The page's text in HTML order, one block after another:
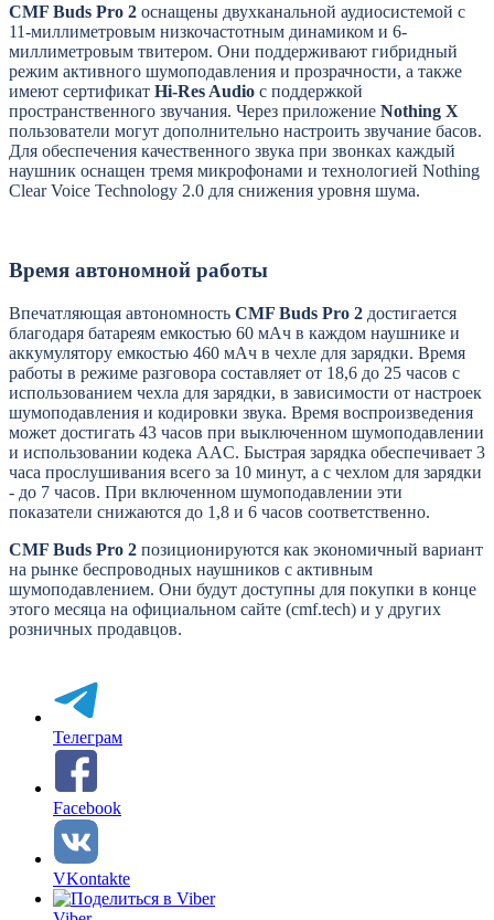
CMF Buds Pro 2 оснащены двухканальной аудиосистемой с
11-миллиметровым низкочастотным динамиком и 6-
миллиметровым твитером. Они поддерживают гибридный
режим активного шумоподавления и прозрачности, а также
имеют сертификат Hi-Res Audio с поддержкой
пространственного звучания. Через приложение Nothing X
пользователи могут дополнительно настроить звучание басов.
Для обеспечения качественного звука при звонках каждый
наушник оснащен тремя микрофонами и технологией Nothing
Clear Voice Technology 2.0 для снижения уровня шума.
Время автономной работы
Впечатляющая автономность CMF Buds Pro 2 достигается
благодаря батареям емкостью 60 мАч в каждом наушнике и
аккумулятору емкостью 460 мАч в чехле для зарядки. Время
работы в режиме разговора составляет от 18,6 до 25 часов с
использованием чехла для зарядки, в зависимости от настроек
шумоподавления и кодировки звука. Время воспроизведения
может достигать 43 часов при выключенном шумоподавлении
и использовании кодека AAC. Быстрая зарядка обеспечивает 3
часа прослушивания всего за 10 минут, а с чехлом для зарядки
- до 7 часов. При включенном шумоподавлении эти
показатели снижаются до 1,8 и 6 часов соответственно.
CMF Buds Pro 2 позиционируются как экономичный вариант
на рынке беспроводных наушников с активным
шумоподавлением. Они будут доступны для покупки в конце
этого месяца на официальном сайте (cmf.tech) и у других
розничных продавцов.
Телеграм
Facebook
VKontakte